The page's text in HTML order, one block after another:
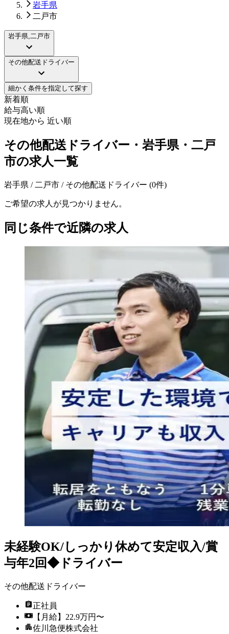
岩手県
二戸市
岩手県,二戸市
その他配送ドライバー
細かく条件を指定して探す
新着順
給与高い順
現在地から 近い順
その他配送ドライバー・岩手県・二戸
市の求人一覧
岩手県 / 二戸市 / その他配送ドライバー (0件)
ご希望の求人が見つかりません。
同じ条件で近隣の求人
未経験OK/しっかり休めて安定収入/賞
与年2回◆ドライバー
その他配送ドライバー
正社員
【月給】22.9万円〜
佐川急便株式会社